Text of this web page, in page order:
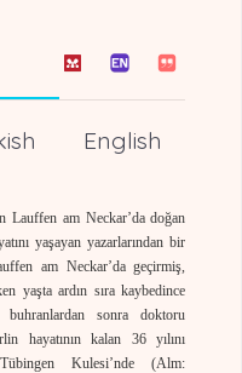
English
Lauffen am Neckar’da doğan
yaşayan yazarlarından bir
am Neckar’da geçirmiş,
yaşta ardın sıra kaybedince
buhranlardan sonra doktoru
hayatının kalan 36 yılını
Kulesi’nde (Alm: